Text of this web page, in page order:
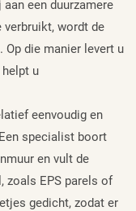
een duurzamere
verbruikt, wordt de
Op die manier levert u
u
eenvoudig en
specialist boort
en vult de
zoals EPS parels of
gedicht, zodat er